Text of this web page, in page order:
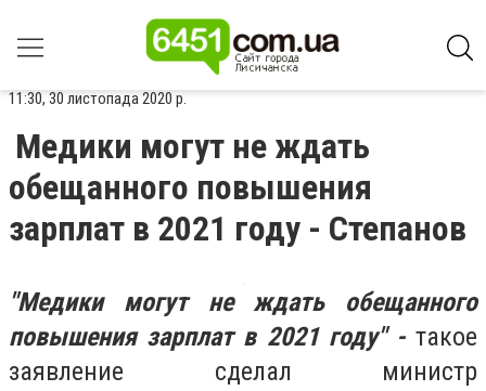
11:30, 30 листопада 2020 р.
Медики могут не ждать
обещанного повышения
зарплат в 2021 году - Степанов
"Медики могут не ждать обещанного
повышения зарплат в 2021 году" -такое
заявление сделал министр